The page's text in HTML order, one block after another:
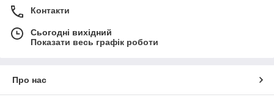
Контакти
Сьогодні вихідний
Показати весь графік роботи
Про нас